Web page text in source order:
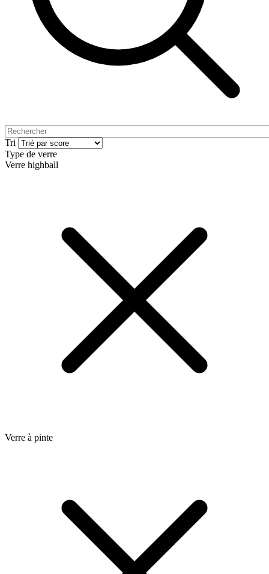
Tri
Type de verre
Verre highball
Verre à pinte